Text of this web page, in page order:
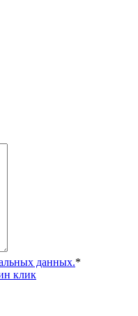
данных.*
клик